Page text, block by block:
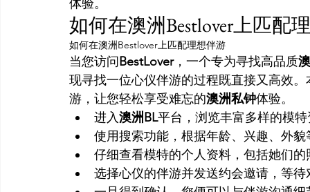
体验。
如何在澳洲Bestlover上匹配
如何在澳洲Bestlover上匹配理想伴游
当您访问BestLover，一个专为寻找高品质
现寻找一位心仪伴游的过程既直接又高效
游，让您轻松享受难忘的澳洲私钟体验。
进入澳洲BL平台，浏览丰富多样的模
使用搜索功能，根据年龄、兴趣、外
仔细查看模特的个人资料，包括她们
选择心仪的伴游并发送约会邀请，等